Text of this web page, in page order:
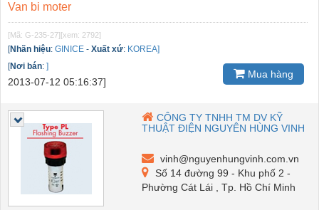
Van bi moter
[Mã: G-235-27][xem: 2792]
[Nhãn hiệu: GINICE - Xuất xứ: KOREA]
[Nơi bán: ]
2013-07-12 05:16:37]
Mua hàng
CÔNG TY TNHH TM DV KỸ
THUẬT ĐIỆN NGUYÊN HÙNG VINH
vinh@nguyenhungvinh.com.vn
Số 14 đường 99 - Khu phố 2 -
Phường Cát Lái , Tp. Hồ Chí Minh